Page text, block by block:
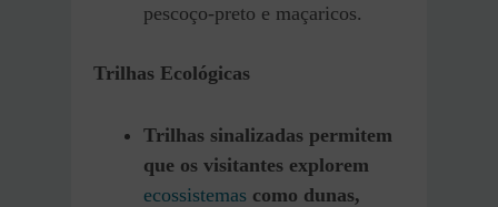
pescoço-preto e maçaricos.
Trilhas Ecológicas
Trilhas sinalizadas permitem
que os visitantes explorem
ecossistemas como dunas,